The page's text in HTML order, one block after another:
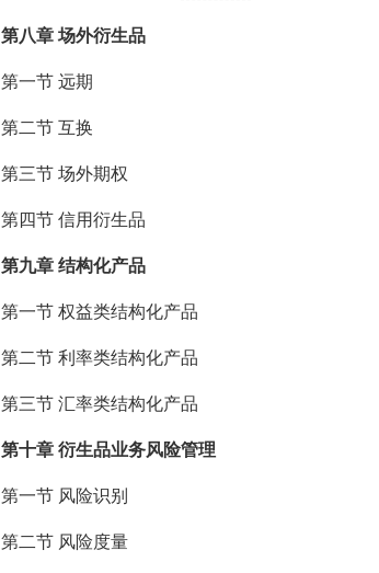
第八章 场外衍生品
第一节 远期
第二节 互换
第三节 场外期权
第四节 信用衍生品
第九章 结构化产品
第一节 权益类结构化产品
第二节 利率类结构化产品
第三节 汇率类结构化产品
第十章 衍生品业务风险管理
第一节 风险识别
第二节 风险度量